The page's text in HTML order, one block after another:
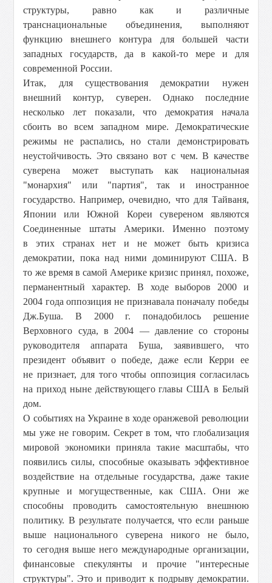
структуры, равно как и различные
транснациональные объединения, выполняют
функцию внешнего контура для большей части
западных государств, да в какой-то мере и для
современной России.
Итак, для существования демократии нужен
внешний контур, суверен. Однако последние
несколько лет показали, что демократия начала
сбоить во всем западном мире. Демократические
режимы не распались, но стали демонстрировать
неустойчивость. Это связано вот с чем. В качестве
суверена может выступать как национальная
"монархия" или "партия", так и иностранное
государство. Например, очевидно, что для Тайваня,
Японии или Южной Кореи сувереном являются
Соединенные штаты Америки. Именно поэтому
в этих странах нет и не может быть кризиса
демократии, пока над ними доминируют США. В
то же время в самой Америке кризис принял, похоже,
перманентный характер. В ходе выборов 2000 и
2004 года оппозиция не признавала поначалу победы
Дж.Буша. В 2000 г. понадобилось решение
Верховного суда, в 2004 — давление со стороны
руководителя аппарата Буша, заявившего, что
президент объявит о победе, даже если Керри ее
не признает, для того чтобы оппозиция согласилась
на приход ныне действующего главы США в Белый
дом.
О событиях на Украине в ходе оранжевой революции
мы уже не говорим. Секрет в том, что глобализация
мировой экономики приняла такие масштабы, что
появились силы, способные оказывать эффективное
воздействие на отдельные государства, даже такие
крупные и могущественные, как США. Они же
способны проводить самостоятельную внешнюю
политику. В результате получается, что если раньше
выше национального суверена никого не было,
то сегодня выше него международные организации,
финансовые спекулянты и прочие "интересные
структуры". Это и приводит к подрыву демократии.